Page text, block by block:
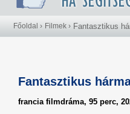
Főoldal › Filmek › Fantasztikus
Fantasztikus
francia filmdráma, 95 perc,